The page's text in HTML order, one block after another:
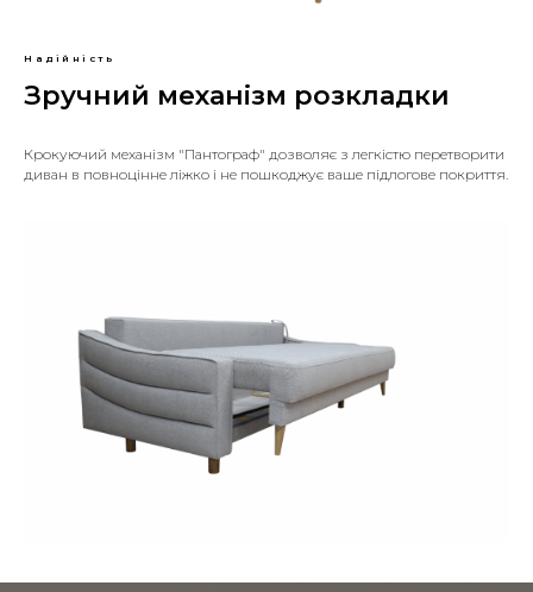
Надійність
Зручний механізм розкладки
Крокуючий механізм "Пантограф" дозволяє з легкістю перетворити
диван в повноцінне ліжко і не пошкоджує ваше підлогове покриття.